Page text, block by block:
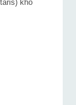
khô